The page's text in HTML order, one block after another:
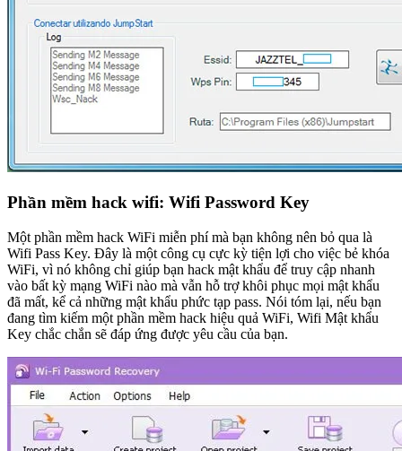
Phần mềm hack wifi: Wifi Password Key
Một phần mềm hack WiFi miễn phí mà bạn không nên bỏ qua là
Wifi Pass Key. Đây là một công cụ cực kỳ tiện lợi cho việc bẻ khóa
WiFi, vì nó không chỉ giúp bạn hack mật khẩu để truy cập nhanh
vào bất kỳ mạng WiFi nào mà vẫn hỗ trợ khôi phục mọi mật khẩu
đã mất, kể cả những mật khẩu phức tạp pass. Nói tóm lại, nếu bạn
đang tìm kiếm một phần mềm hack hiệu quả WiFi, Wifi Mật khẩu
Key chắc chắn sẽ đáp ứng được yêu cầu của bạn.